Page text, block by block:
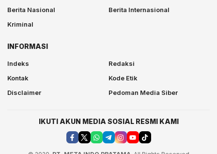
Berita Nasional
Berita Internasional
Kriminal
INFORMASI
Indeks
Redaksi
Kontak
Kode Etik
Disclaimer
Pedoman Media Siber
IKUTI AKUN MEDIA SOSIAL RESMI KAMI